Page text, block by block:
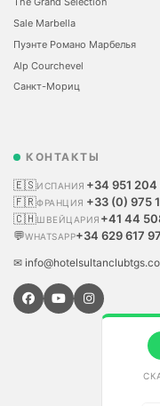
Sale Marbella
Пуэнте Романо Марбелья
Alp Courchevel
Санкт-Мориц
КОНТАКТЫ
🇪🇸ИСПАНИЯ +34 951 204
🇫🇷ФРАНЦИЯ +33 (0) 975
🇨🇭ШВЕЙЦАРИЯ +41 44
💬WHATSAPP+34 629 617
✉